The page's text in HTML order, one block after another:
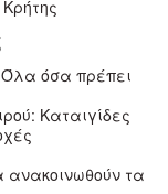
Όλα όσα πρέπει
Καταιγίδες
ανακοινωθούν τα